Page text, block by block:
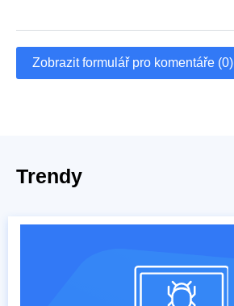
Zobrazit formulář pro komentáře (0)
Trendy